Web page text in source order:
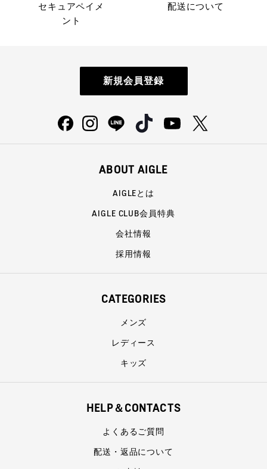
セキュアペイメ
ント
配送について
新規会員登録
ABOUT AIGLE
AIGLEとは
AIGLE CLUB会員特典
会社情報
採用情報
CATEGORIES
メンズ
レディース
キッズ
HELP＆CONTACTS
よくあるご質問
配送・返品について